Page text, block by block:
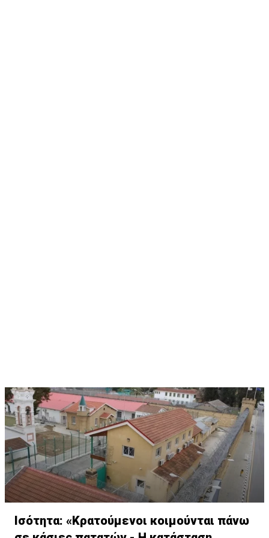
Ισότητα: «Κρατούμενοι κοιμούνται πάνω